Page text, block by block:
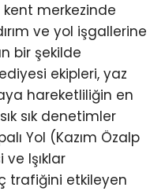
kent merkezinde
ve yol işgallerine
bir şekilde
ekipleri, yaz
hareketliliğin en
sık denetimler
Yol (Kazım Özalp
Işıklar
trafiğini etkileyen